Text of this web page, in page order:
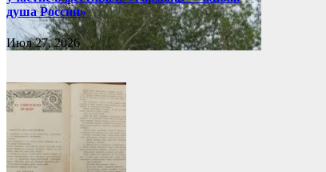
душа России»
Июл 27, 2026